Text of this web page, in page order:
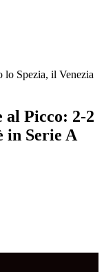
lo Spezia, il Venezia
al Picco: 2-2
in Serie A